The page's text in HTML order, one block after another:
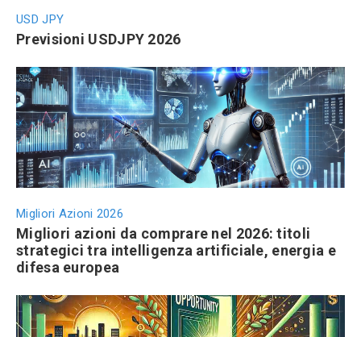
USD JPY
Previsioni USDJPY 2026
Migliori Azioni 2026
Migliori azioni da comprare nel 2026: titoli
strategici tra intelligenza artificiale, energia e
difesa europea